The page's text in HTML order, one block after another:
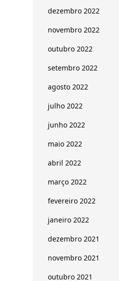
dezembro 2022
novembro 2022
outubro 2022
setembro 2022
agosto 2022
julho 2022
junho 2022
maio 2022
abril 2022
março 2022
fevereiro 2022
janeiro 2022
dezembro 2021
novembro 2021
outubro 2021